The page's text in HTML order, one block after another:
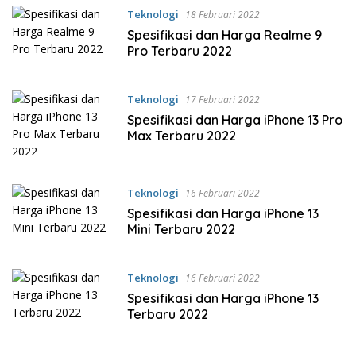
Teknologi 18 Februari 2022
Spesifikasi dan Harga Realme 9
Pro Terbaru 2022
Teknologi 17 Februari 2022
Spesifikasi dan Harga iPhone 13 Pro
Max Terbaru 2022
Teknologi 16 Februari 2022
Spesifikasi dan Harga iPhone 13
Mini Terbaru 2022
Teknologi 16 Februari 2022
Spesifikasi dan Harga iPhone 13
Terbaru 2022